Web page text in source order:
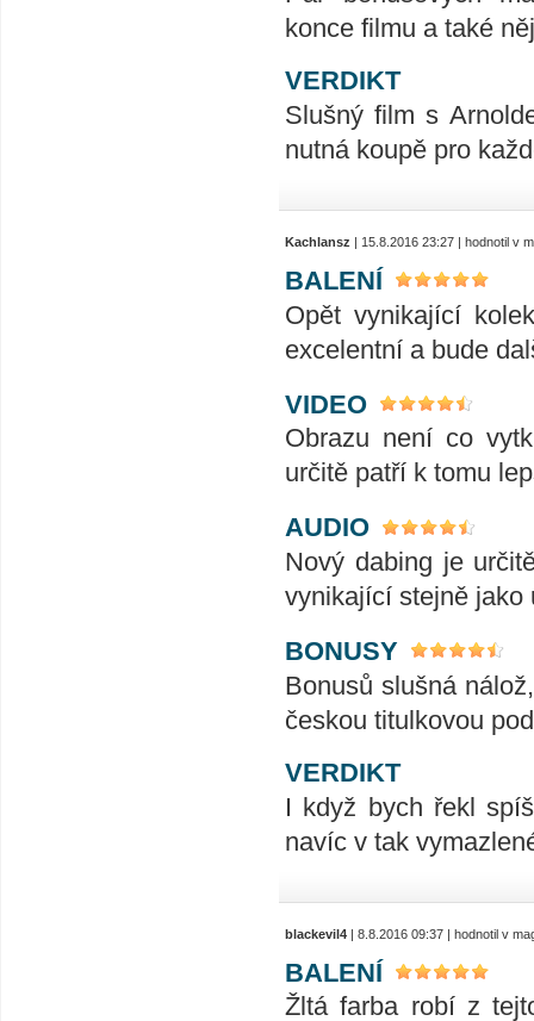
konce filmu a také
VERDIKT
Slušný film s
nutná koupě pro
Kachlansz | 15.8.2016 23:27 | hodnotil v
BALENÍ
Opět vynikající
excelentní a bude
VIDEO
Obrazu není co
určitě patří k tomu
AUDIO
Nový dabing je
vynikající stejně jako
BONUSY
Bonusů slušná
českou titulkovou
VERDIKT
I když bych řekl
navíc v tak
blackevil4 | 8.8.2016 09:37 | hodnotil v
BALENÍ
Žltá farba robí z